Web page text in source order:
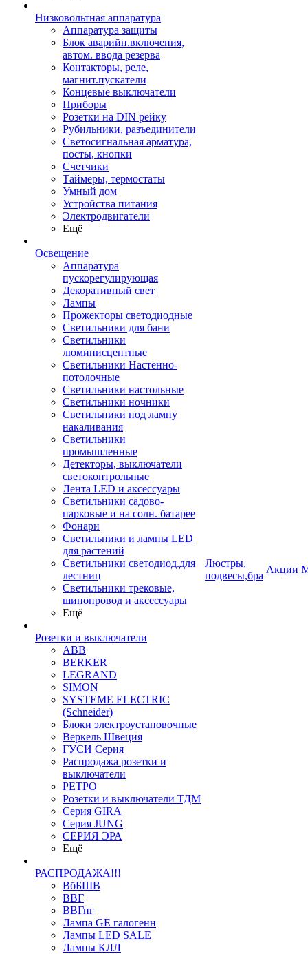
Низковольтная аппаратура
Аппаратура защиты
Блок аварийн.включения,
автом. ввода резерва
Контакторы, реле,
магнит.пускатели
Концевые выключатели
Приборы
Розетки на DIN рейку
Рубильники, разъединители
Светосигнальная арматура,
посты, кнопки
Счетчики
Таймеры, термостаты
Умный дом
Устройства питания
Электродвигатели
Ещё
Освещение
Аппаратура
пускорегулирующая
Декоративный свет
Лампы
Прожекторы светодиодные
Светильники для бани
Светильники
люминисцентные
Светильники Настенно-
потолочные
Светильники настольные
Светильники ночники
Светильники под лампу
накаливания
Светильники
промышленные
Детекторы, выключатели
светоконтрольные
Лента LED и аксессуары
Светильники садово-
парковые и на солн. батарее
Фонари
Светильники и лампы LED
для растений
Светильники светодиод.для
лестниц
Светильники трековые,
шинопровод и аксессуары
Ещё
Розетки и выключатели
ABB
BERKER
LEGRAND
SIMON
SYSTEME ELECTRIC
(Schneider)
Блоки электроустановочные
Веркель Швеция
ГУСИ Серия
Распродажа розетки и
выключатели
РЕТРО
Розетки и выключатели ТДМ
Серия GIRA
Серия JUNG
СЕРИЯ ЭРА
Ещё
РАСПРОДАЖА!!!
ВбБШВ
ВВГ
ВВГнг
Лампа GE галогенн
Лампы LED SALE
Лампы КЛЛ
Люстры,
подвесы,бра
Акции